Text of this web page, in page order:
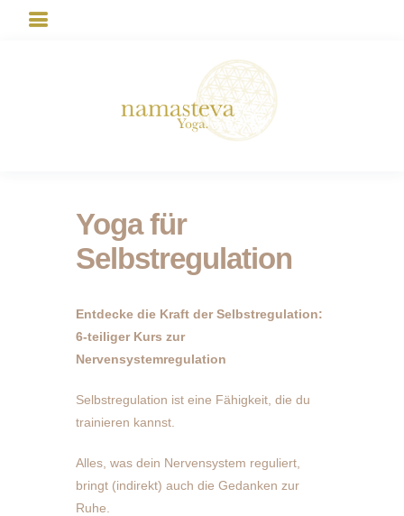
Yoga für
Selbstregulation
Entdecke die Kraft der Selbstregulation:
6-teiliger Kurs zur
Nervensystemregulation
Selbstregulation ist eine Fähigkeit, die du
trainieren kannst.
Alles, was dein Nervensystem reguliert,
bringt (indirekt) auch die Gedanken zur
Ruhe.